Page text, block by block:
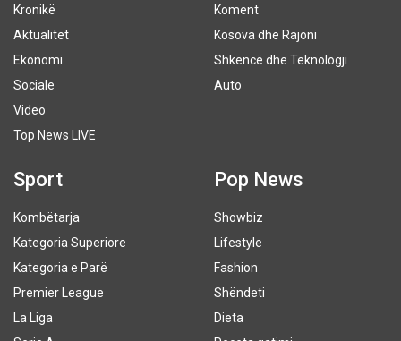
Kronikë
Aktualitet
Ekonomi
Sociale
Video
Top News LIVE
Koment
Kosova dhe Rajoni
Shkencë dhe Teknologji
Auto
Sport
Kombëtarja
Kategoria Superiore
Kategoria e Parë
Premier League
La Liga
Pop News
Showbiz
Lifestyle
Fashion
Shëndeti
Dieta